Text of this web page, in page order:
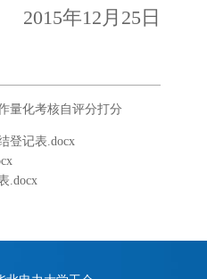
2015年12月25日
量化考核自评分打分
登记表.docx
.docx